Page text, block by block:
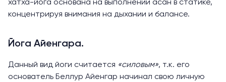
хатха-йога основана на выполнении асан в статике,
концентрируя внимания на дыхании и балансе.
Йога Айенгара.
Данный вид йоги считается «силовым», т.к. его
основатель Беллур Айенгар начинал свою личную